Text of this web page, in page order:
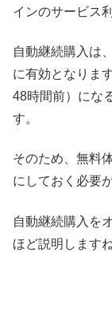
インのサービス
自動継続購入は
に有効となります
48時間前）にな
す。
そのため、無料
にしておく必要
自動継続購入を
ほど説明しますね